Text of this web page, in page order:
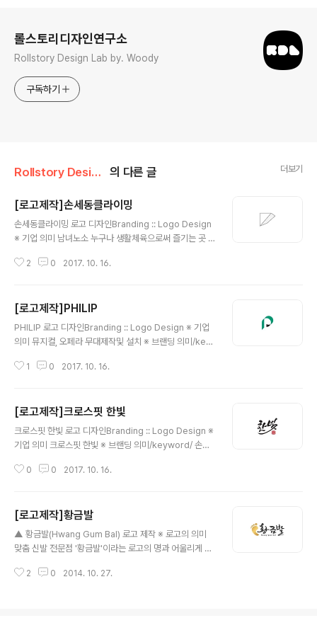
롤스토리디자인연구소
Rollstory Design Lab by. Woody
구독하기
Rollstory Design/10月 - October 의 다른 글 더보기
[로고제작]손세동클라이밍
손세동클라이밍 로고 디자인Branding :: Logo Design
※ 기업 의미 남녀노소 누구나 생활체육으로써 즐기는 곳 ,
오르다, 기하학적인도형 클라이밍의 암벽의 형태를 단순화
2 0 2017. 10. 16.
[로고제작]PHILIP
PHILIP 로고 디자인Branding :: Logo Design ※ 기업
의미 뮤지컬, 오페라 무대제작및 설치 ※ 브랜딩 의미/key
하지만 독특한 느낌의 심볼을 만들고 그에 어울리는 제목
1 0 2017. 10. 16.
[로고제작]크로스핏 한빛
크로스핏 한빛 로고 디자인Branding :: Logo Design ※
기업 의미 크로스핏 한빛 ※ 브랜딩 의미/keyword/ 손글
라, 한국적이면서도 힘이 느껴지는 형태의 서체와 낙관안
0 0 2017. 10. 16.
[로고제작]황금발
▲ 황금발(Hwang Gum Bal) 로고 제작 ※ 로고의 의미
맞춤 신발 전문점 '황금발'이라는 로고의 명과 어울리게 황
의 흘린듯한 서체의 느낌과 함께, 전체 틀이 사각형 프레임
2 0 2014. 10. 27.